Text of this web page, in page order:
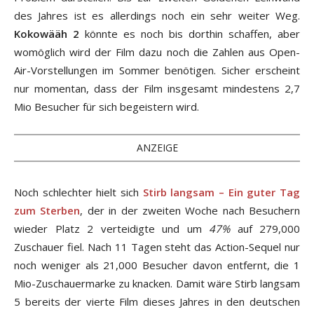
des Jahres ist es allerdings noch ein sehr weiter Weg.
Kokowääh 2 könnte es noch bis dorthin schaffen, aber
womöglich wird der Film dazu noch die Zahlen aus Open-
Air-Vorstellungen im Sommer benötigen. Sicher erscheint
nur momentan, dass der Film insgesamt mindestens 2,7
Mio Besucher für sich begeistern wird.
ANZEIGE
Noch schlechter hielt sich Stirb langsam – Ein guter Tag
zum Sterben, der in der zweiten Woche nach Besuchern
wieder Platz 2 verteidigte und um 47%auf 279,000
Zuschauer fiel. Nach 11 Tagen steht das Action-Sequel nur
noch weniger als 21,000 Besucher davon entfernt, die 1
Mio-Zuschauermarke zu knacken. Damit wäre Stirb langsam
5 bereits der vierte Film dieses Jahres in den deutschen